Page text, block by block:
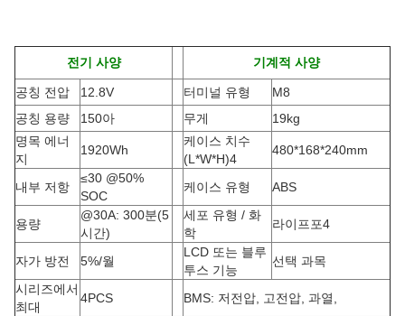
전기 사양 기계적 사양
공칭 전압 12.8V 터미널 유형
M8
공칭 용량
150아 무게
19kg
명목 에너
지
1920Wh
케이스 치수
(L*W*H)4
480*168*240mm
내부 저항
≤30 @50%
SOC
케이스 유형 ABS
용량
@30A: 300분(5
시간)
세포 유형 / 화
학
라이프포4
자가 방전 5%/월
LCD 또는 블루
투스 기능
선택 과목
시리즈에서
최대
4PCS
BMS: 저전압, 고전압, 과열,